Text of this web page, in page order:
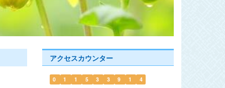
アクセスカウンター
0 1 1 5 3 3 9 1 4